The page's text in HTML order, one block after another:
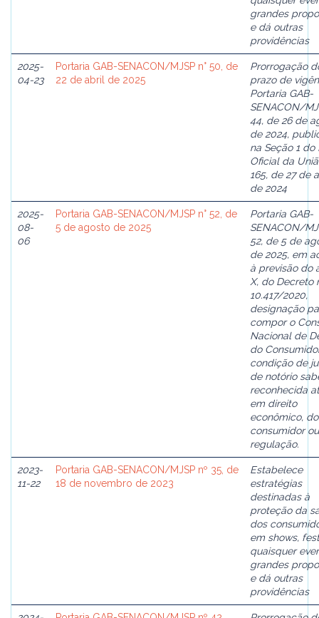
grandes
e dá outras
providências
2025-
04-23
Portaria GAB-SENACON/MJSP n° 50, de
22 de abril de 2025
Prorrogação
prazo de
Portaria GAB-
SENACON/
44, de 26 de
de 2024,
na Seção 1 do
Oficial da
165, de 27 de
de 2024
2025-
08-
06
Portaria GAB-SENACON/MJSP n° 52, de
5 de agosto de 2025
Portaria GAB-
SENACON/
52, de 5 de
de 2025, em
à previsão do
X, do Decreto
10.417/2020,
designação
compor o
Nacional de
do
condição de
de notório
reconhecida
em direito
econômico, do
consumidor
regulação.
2023-
11-22
Portaria GAB-SENACON/MJSP nº 35, de
18 de novembro de 2023
Estabelece
estratégias
destinadas à
proteção da
dos
em shows,
quaisquer
grandes
e dá outras
providências